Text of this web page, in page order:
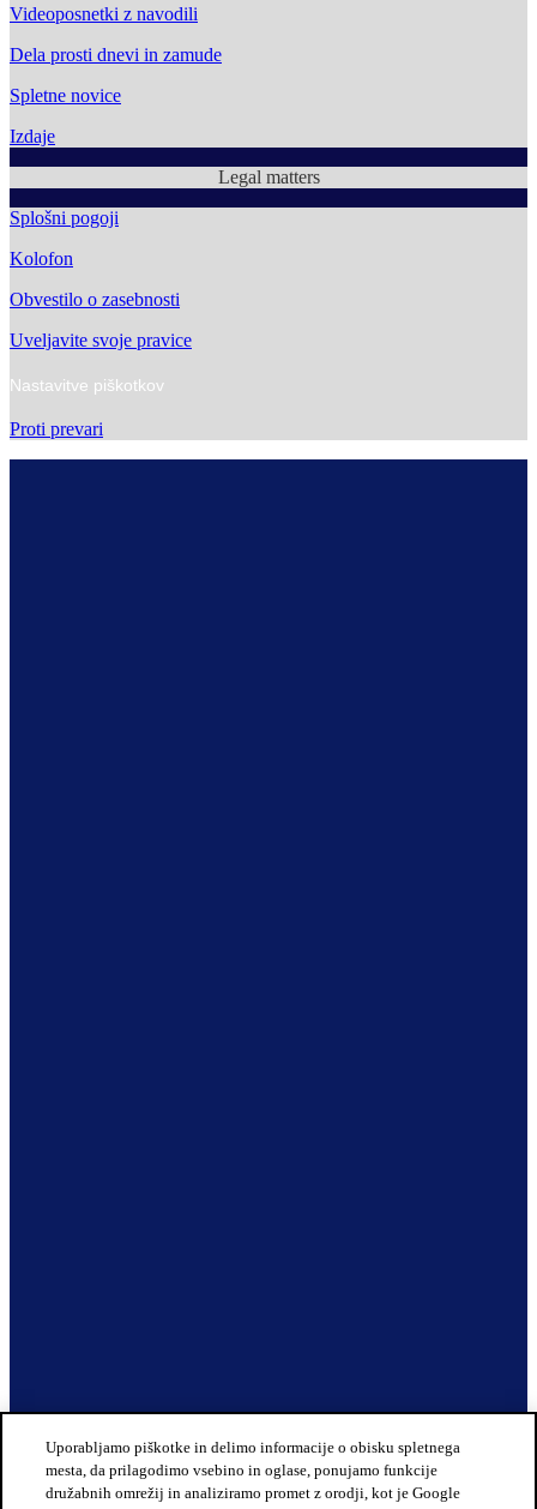
Videoposnetki z navodili
Dela prosti dnevi in zamude
Spletne novice
Izdaje
Legal matters
Splošni pogoji
Kolofon
Obvestilo o zasebnosti
Uveljavite svoje pravice
Nastavitve piškotkov
Proti prevari
Uporabljamo piškotke in delimo informacije o obisku spletnega
mesta, da prilagodimo vsebino in oglase, ponujamo funkcije
družabnih omrežij in analiziramo promet z orodji, kot je Google